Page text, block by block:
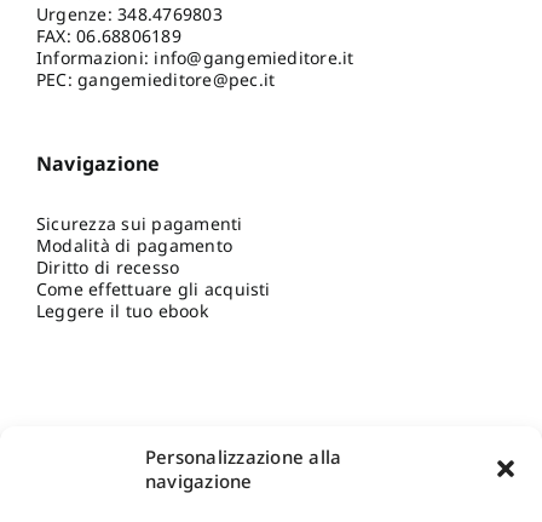
Personalizzazione alla
navigazione
Urgenze:348.4769803
FAX: 06.68806189
Informazioni: info@gangemieditore.it
PEC: gangemieditore@pec.it
Navigazione
Sicurezza sui pagamenti
Modalità di pagamento
Diritto di recesso
Come effettuare gli acquisti
Leggere il tuo ebook